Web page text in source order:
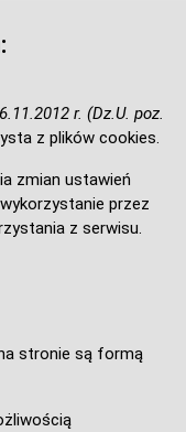
r. (Dz.U. poz.
z plików cookies.
zmian ustawień
przez
z serwisu.
stronie są formą